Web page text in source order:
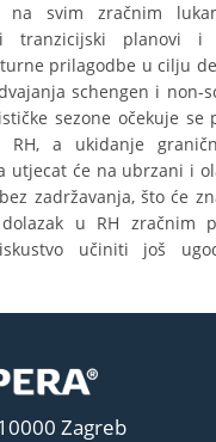
na svim zračnim
tranzicijski planovi i
prilagodbe u cilju
schengen i non-
sezone očekuje se
RH, a ukidanje
utjecat će na ubrzani i
zadržavanja, što će
u RH zračnim
učiniti još
Zagreb